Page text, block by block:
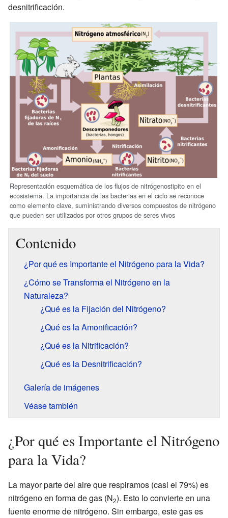
desnitrificación.
Representación esquemática de los flujos de nitrógenostipito en el
ecosistema. La importancia de las bacterias en el ciclo se reconoce
como elemento clave, suministrando diversos compuestos de nitrógeno
que pueden ser utilizados por otros grupos de seres vivos
Contenido
¿Por qué es Importante el Nitrógeno para la Vida?
¿Cómo se Transforma el Nitrógeno en la
Naturaleza?
¿Qué es la Fijación del Nitrógeno?
¿Qué es la Amonificación?
¿Qué es la Nitrificación?
¿Qué es la Desnitrificación?
Galería de imágenes
Véase también
¿Por qué es Importante el Nitrógeno
para la Vida?
La mayor parte del aire que respiramos (casi el 79%) es
nitrógeno en forma de gas (N2). Esto lo convierte en una
fuente enorme de nitrógeno. Sin embargo, este gas es